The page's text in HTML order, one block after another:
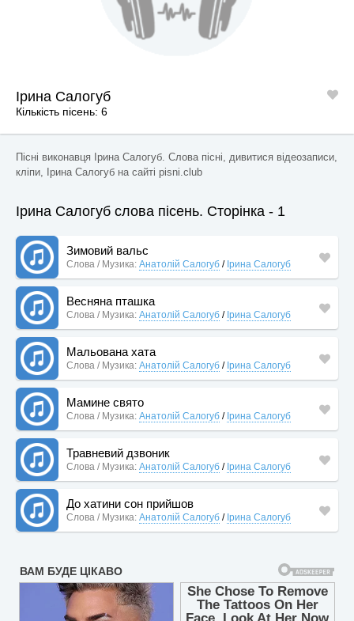
Ірина Салогуб
Кількість пісень: 6
Пісні виконавця Ірина Салогуб. Слова пісні, дивитися відеозаписи,
кліпи, Ірина Салогуб на сайті pisni.club
Ірина Салогуб слова пісень. Сторінка - 1
Зимовий вальс
Слова / Музика: Анатолій Салогуб / Ірина Салогуб
Весняна пташка
Слова / Музика: Анатолій Салогуб / Ірина Салогуб
Мальована хата
Слова / Музика: Анатолій Салогуб / Ірина Салогуб
Мамине свято
Слова / Музика: Анатолій Салогуб / Ірина Салогуб
Травневий дзвоник
Слова / Музика: Анатолій Салогуб / Ірина Салогуб
До хатини сон прийшов
Слова / Музика: Анатолій Салогуб / Ірина Салогуб